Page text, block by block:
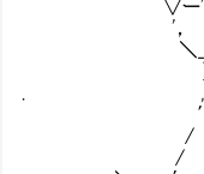
∨ー'´
'， i
＼___
} ヽ
. ,
′
/
/